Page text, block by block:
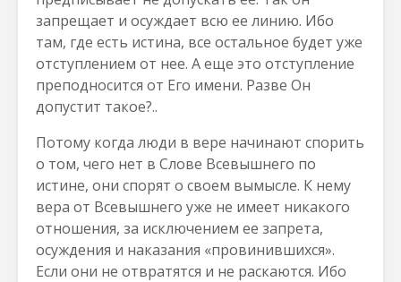
запрещает и осуждает всю ее линию. Ибо
там, где есть истина, все остальное будет уже
отступлением от нее. А еще это отступление
преподносится от Его имени. Разве Он
допустит такое?..
Потому когда люди в вере начинают спорить
о том, чего нет в Слове Всевышнего по
истине, они спорят о своем вымысле. К нему
вера от Всевышнего уже не имеет никакого
отношения, за исключением ее запрета,
осуждения и наказания «провинившихся».
Если они не отвратятся и не раскаются. Ибо